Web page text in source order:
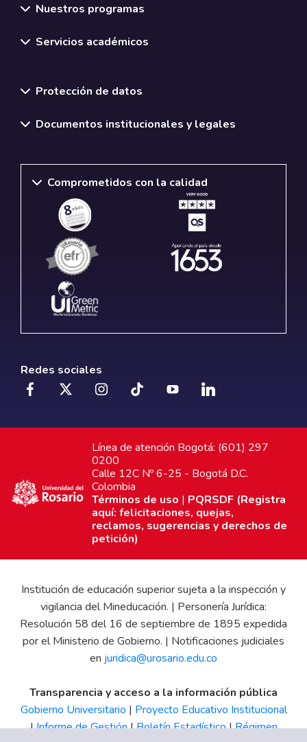
Nuestros programas
Servicios académicos
Protección de datos
Documentos institucionales y legales
Comprometidos con la calidad
Redes sociales
Línea de atención Bogotá: (601) 297
0200
Calle 12C Nº 6-25 - Bogotá D.C.
Colombia
Términos de uso | PQRSDF (Registra
aquí: felicitaciones, quejas,
reclamos, sugerencias y derechos de
petición)
Institución de educación superior sujeta a la inspección y
vigilancia del Mineducación. | Personería Jurídica:
Resolución 58 del 16 de septiembre de 1895 expedida
por el Ministerio de Gobierno. | Notificaciones judiciales
en juridica@urosario.edu.co
Transparencia y acceso a la información pública
Gobierno Universitario | Proyecto Educativo Institucional
|Informe de Gestión|Boletín Estadístico|Régimen